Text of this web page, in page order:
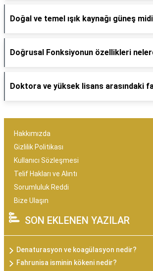
Doğal ve temel ışık kaynağı güneş
Doğrusal Fonksiyonun özellikleri
Doktora ve yüksek lisans arasındaki
Hakkımızda
Gizlilik Politikası
Kullanıcı Sözleşmesi
Telif Hakları ve Alıntı
Sorumluluk Reddi
Bize Ulaşın
SON EKLENEN YAZILAR
Denaturasyon ve koagülasyon nedir?
Fahrunisa isminin kökeni nedir?